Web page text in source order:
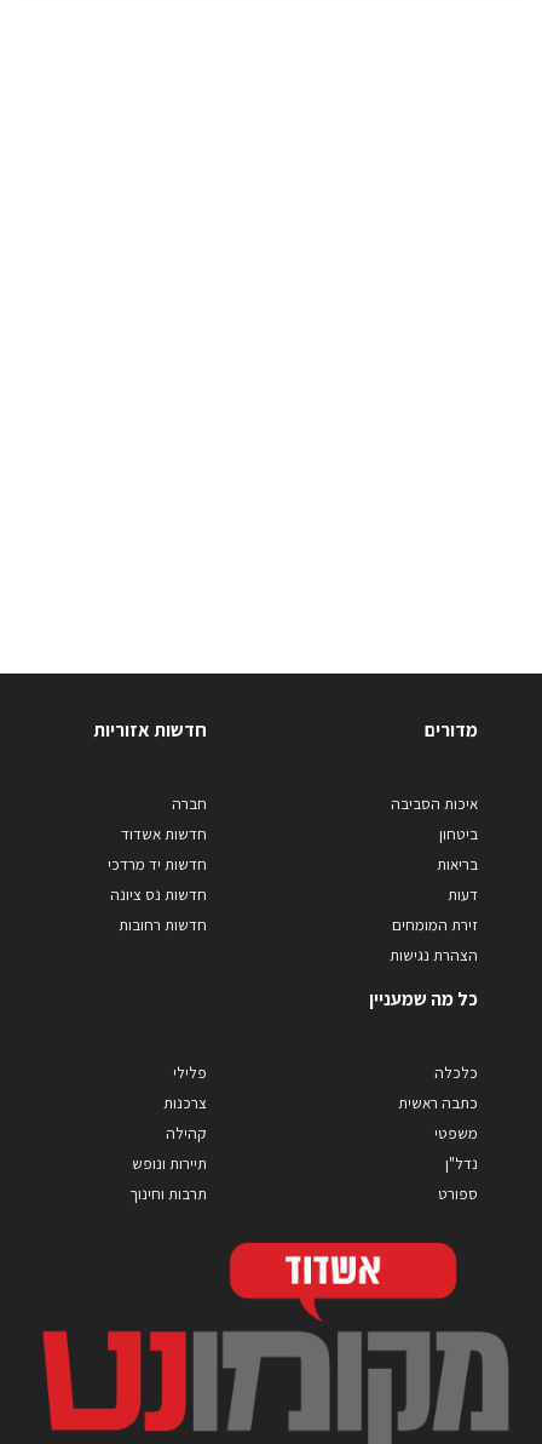
מדורים
איכות הסביבה
ביטחון
בריאות
דעות
זירת המומחים
הצהרת נגישות
חדשות אזוריות
חברה
חדשות אשדוד
חדשות יד מרדכי
חדשות נס ציונה
חדשות רחובות
כל מה שמעניין
כלכלה
כתבה ראשית
משפטי
נדל"ן
ספורט
פלילי
צרכנות
קהילה
תיירות ונופש
תרבות וחינוך